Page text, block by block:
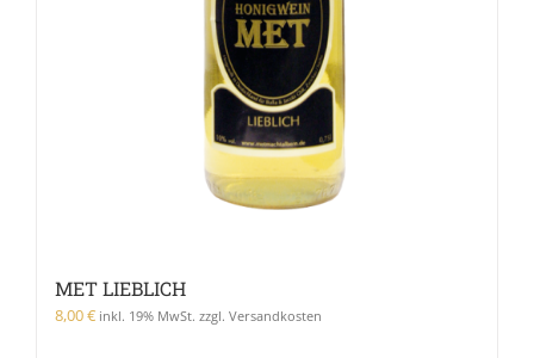
MET LIEBLICH
8,00€ inkl. 19% MwSt. zzgl. Versandkosten